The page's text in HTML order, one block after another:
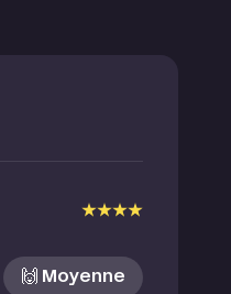
🙌 Moyenne